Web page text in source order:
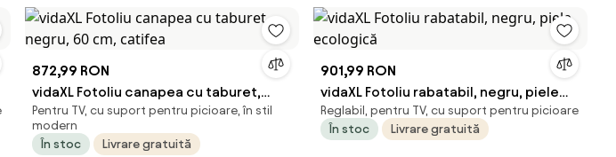
872,99 RON
vidaXL Fotoliu canapea cu taburet,
negru, 60 cm, catifea
Pentru TV, cu suport pentru picioare, în stil
modern
În stoc
Livrare gratuită
901,99 RON
vidaXL Fotoliu rabatabil, negru, piele
ecologică
Reglabil, pentru TV, cu suport pentru picioare
În stoc
Livrare gratuită